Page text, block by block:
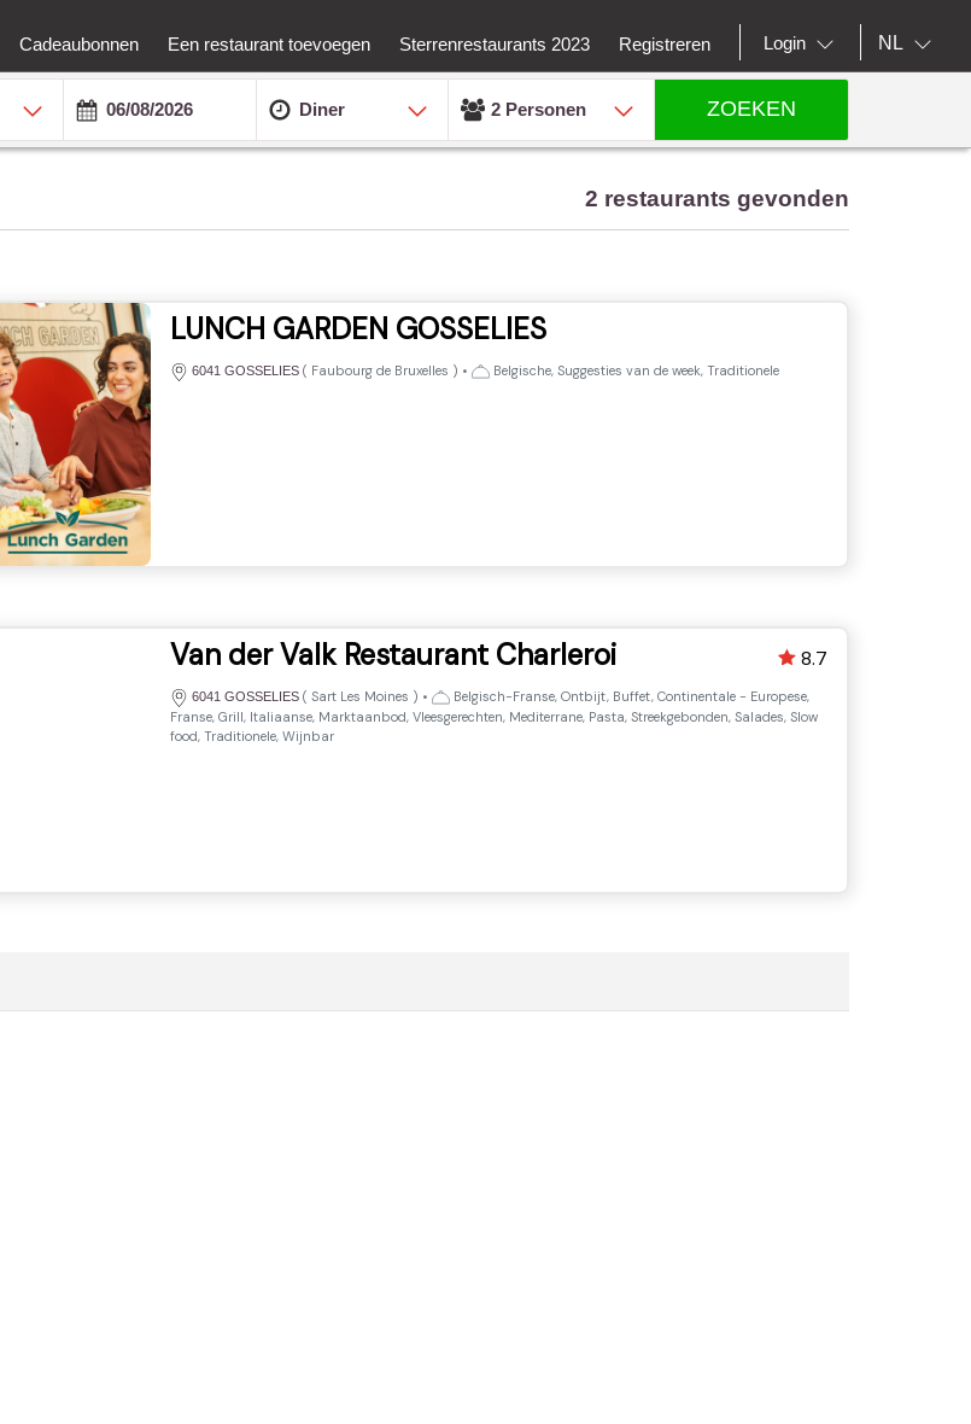
Cadeaubonnen Een restaurant toevoegen Sterrenrestaurants 2023 Registreren Login NL
Diner 2 Personen ZOEKEN
2 restaurants gevonden
LUNCH GARDEN GOSSELIES
6041 GOSSELIES ( Faubourg de Bruxelles ) • Belgische, Suggesties van de week, Traditionele
Van der Valk Restaurant Charleroi
6041 GOSSELIES ( Sart Les Moines ) •
Belgisch-Franse, Ontbijt, Buffet, Continentale - Europese,
Franse, Grill, Italiaanse, Marktaanbod, Vleesgerechten, Mediterrane, Pasta, Streekgebonden, Salades, Slow
food, Traditionele, Wijnbar
8.7